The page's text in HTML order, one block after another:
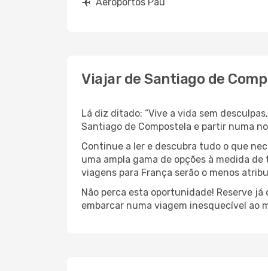
Viajar de Santiago de
Lá diz ditado: “Vive a vida sem
Santiago de Compostela e partir numa
Continue a ler e descubra tudo o que
uma ampla gama de opções à medida
viagens para França serão o menos
Não perca esta oportunidade! Reserve já
embarcar numa viagem inesquecível ao